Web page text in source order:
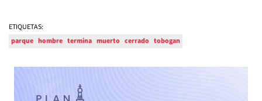
ETIQUETAS:
parque hombre termina muerto cerrado tobogan